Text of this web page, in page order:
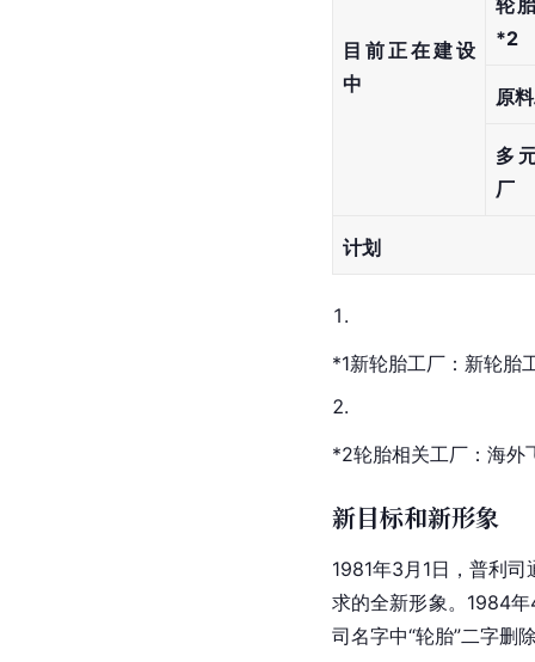
目前正在建设
中
轮
*2
原
多
厂
计划
*1新轮胎工厂：新轮胎
*2轮胎相关工厂：海外
新目标和新形象
1981年3月1日，普利
求的全新形象。1984年
司名字中“轮胎”二字删